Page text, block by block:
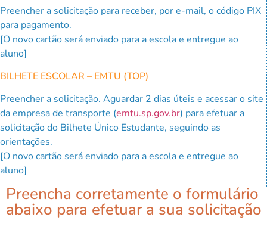
Preencher a solicitação para receber, por e-mail, o código PIX
para pagamento.
[O novo cartão será enviado para a escola e entregue ao
aluno]
BILHETE ESCOLAR – EMTU (TOP)
Preencher a solicitação. Aguardar 2 dias úteis e acessar o site
da empresa de transporte (emtu.sp.gov.br) para efetuar a
solicitação do Bilhete Único Estudante, seguindo as
orientações.
[O novo cartão será enviado para a escola e entregue ao
aluno]
Preencha corretamente o formulário
abaixo para efetuar a sua solicitação